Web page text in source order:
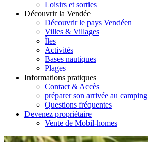
Loisirs et sorties
Découvrir la Vendée
Découvrir le pays Vendéen
Villes & Villages
Îles
Activités
Bases nautiques
Plages
Informations pratiques
Contact & Accès
préparer son arrivée au camping
Questions fréquentes
Devenez propriétaire
Vente de Mobil-homes